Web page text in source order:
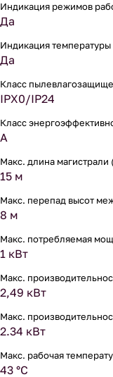
Индикация режимов
Да
Индикация температуры
Да
Класс
IPX0/IP24
Класс
A
Макс. длина магистрали
15 м
Макс. перепад высот
8 м
Макс. потребляемая
1 кВт
Макс.
2,49 кВт
Макс.
2.34 кВт
Макс. рабочая
43 °С